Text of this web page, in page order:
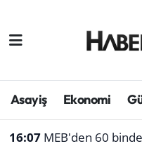
Asayiş Ekonomi
16:07 MEB'den 60 binden fazla
Afyonkarahisar
Çevre
Aydın Hava
Süper Lig Puan